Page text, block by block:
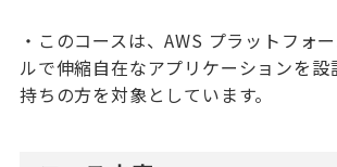
・このコースは、AWS プラットフォ
ルで伸縮自在なアプリケーションを設
持ちの方を対象としています。